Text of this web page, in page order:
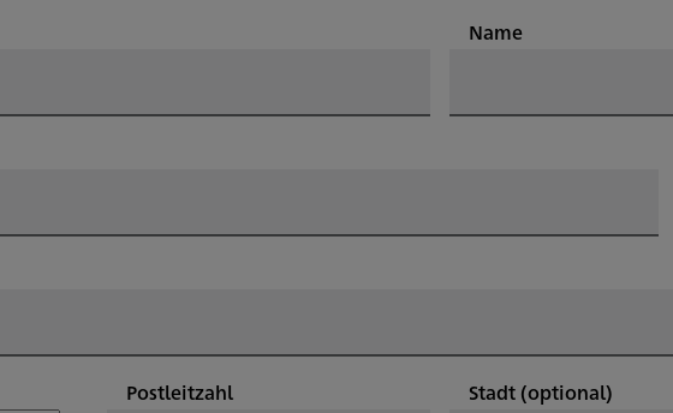
Name
Postleitzahl Stadt (optional)